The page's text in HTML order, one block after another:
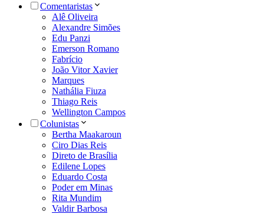
Comentaristas
Alê Oliveira
Alexandre Simões
Edu Panzi
Emerson Romano
Fabrício
João Vitor Xavier
Marques
Nathália Fiuza
Thiago Reis
Wellington Campos
Colunistas
Bertha Maakaroun
Ciro Dias Reis
Direto de Brasília
Edilene Lopes
Eduardo Costa
Poder em Minas
Rita Mundim
Valdir Barbosa